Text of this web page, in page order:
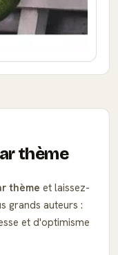
thème
thème et laissez-
grands auteurs :
et d'optimisme